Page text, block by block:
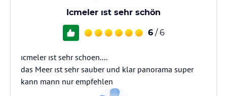
Icmeler ıst sehr schön
6 / 6
ıcmeler ıst sehr schoen....
das Meer ıst sehr sauber und klar panorama super
kann mann nur empfehlen